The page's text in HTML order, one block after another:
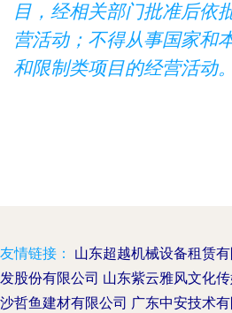
目，经相关部门批准后依
营活动；不得从事国家和
和限制类项目的经营活动。
友情链接： 山东超越机械设备租赁有
发股份有限公司 山东紫云雅风文化
沙哲鱼建材有限公司 广东中安技术有